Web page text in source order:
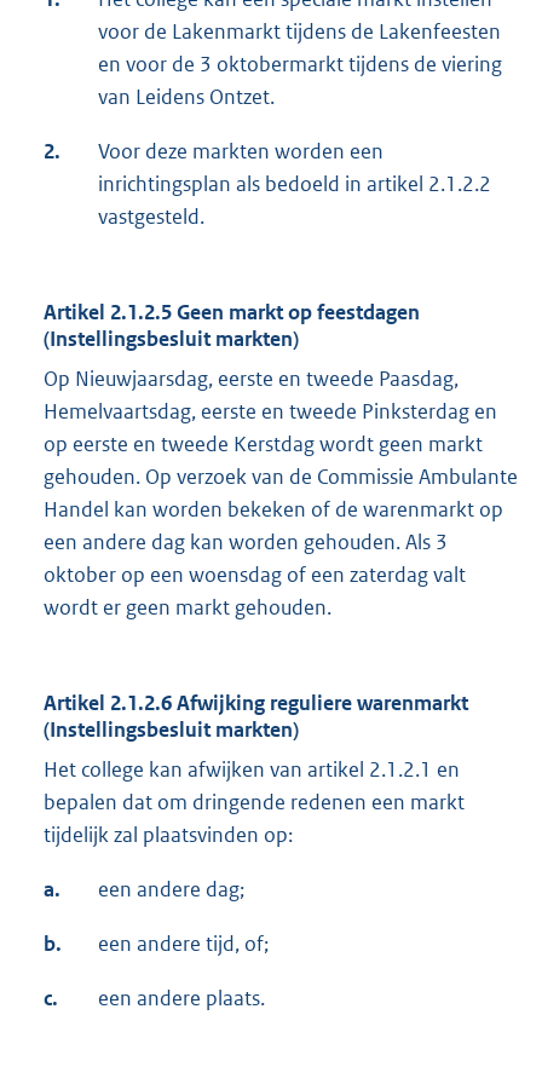
voor de Lakenmarkt tijdens de Lakenfeesten
en voor de 3 oktobermarkt tijdens de viering
van Leidens Ontzet.
2.
Voor deze markten worden een
inrichtingsplan als bedoeld in artikel 2.1.2.2
vastgesteld.
Artikel 2.1.2.5 Geen markt op feestdagen
(Instellingsbesluit markten)
Op Nieuwjaarsdag, eerste en tweede Paasdag,
Hemelvaartsdag, eerste en tweede Pinksterdag en
op eerste en tweede Kerstdag wordt geen markt
gehouden. Op verzoek van de Commissie Ambulante
Handel kan worden bekeken of de warenmarkt op
een andere dag kan worden gehouden. Als 3
oktober op een woensdag of een zaterdag valt
wordt er geen markt gehouden.
Artikel 2.1.2.6 Afwijking reguliere warenmarkt
(Instellingsbesluit markten)
Het college kan afwijken van artikel 2.1.2.1 en
bepalen dat om dringende redenen een markt
tijdelijk zal plaatsvinden op:
a. een andere dag;
b. een andere tijd, of;
c. een andere plaats.